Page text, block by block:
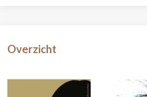
Overzicht